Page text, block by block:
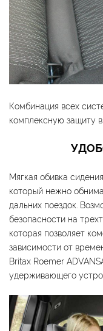
Комбинация всех
комплексную защиту
Мягкая обивка
который нежно
дальних поездок.
безопасности на
которая позволяет
зависимости от
Britax Roemer
удерживающего